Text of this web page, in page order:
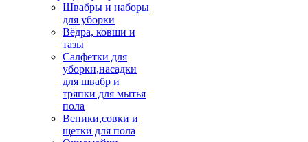
Швабры и наборы
для уборки
Вёдра, ковши и
тазы
Салфетки для
уборки,насадки
для швабр и
тряпки для мытья
пола
Веники,совки и
щетки для пола